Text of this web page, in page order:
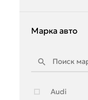
Марка авто
Audi